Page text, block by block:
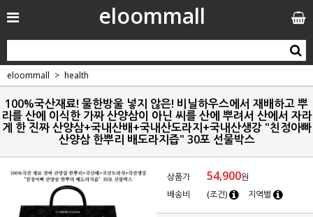
eloommall
eloommall health
100%국산재료! 물한방울 넣지 않은! 비닐하우스에서 재배하고 뿌
리를 산에 이식한 가짜 산양삼이 아닌 씨를 산에 뿌려서 산에서 자라
게 한 진짜 산양삼+국내산배+국내산도라지+국내산생강 "친정아빠
산양삼 한뿌리 배도라지즙" 30포 선물박스
상품가 54,900원
배송비
(조건) 지역별